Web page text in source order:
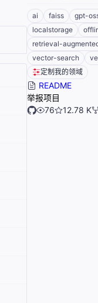
ai faiss gpt-
localstorage
retrieval-
vector-search
定制我的领域
README
举报项目
76
12.78 K